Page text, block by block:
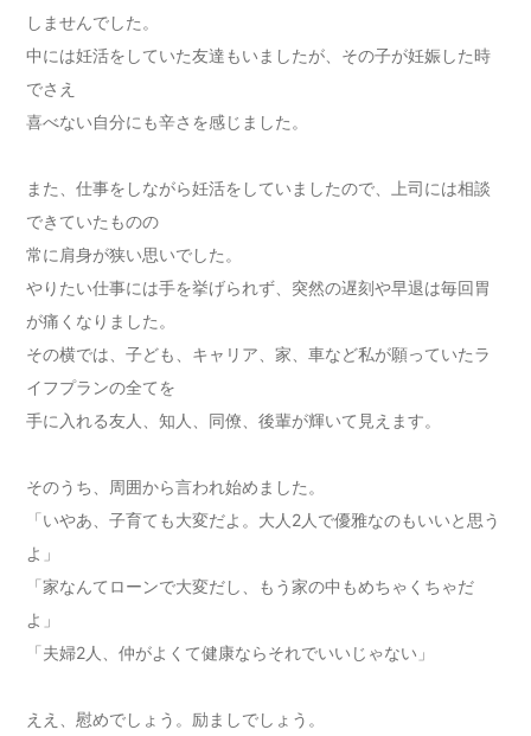
しませんでした。
中には妊活をしていた友達もいましたが、その子が妊娠した時
でさえ
喜べない自分にも辛さを感じました。
また、仕事をしながら妊活をしていましたので、上司には相談
できていたものの
常に肩身が狭い思いでした。
やりたい仕事には手を挙げられず、突然の遅刻や早退は毎回胃
が痛くなりました。
その横では、子ども、キャリア、家、車など私が願っていたラ
イフプランの全てを
手に入れる友人、知人、同僚、後輩が輝いて見えます。
そのうち、周囲から言われ始めました。
「いやあ、子育ても大変だよ。大人2人で優雅なのもいいと思う
よ」
「家なんてローンで大変だし、もう家の中もめちゃくちゃだ
よ」
「夫婦2人、仲がよくて健康ならそれでいいじゃない」
ええ、慰めでしょう。励ましでしょう。